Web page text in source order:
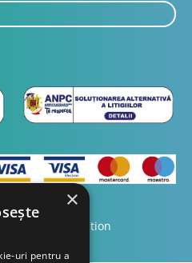
Dasco Distribution
×
uri pentru a